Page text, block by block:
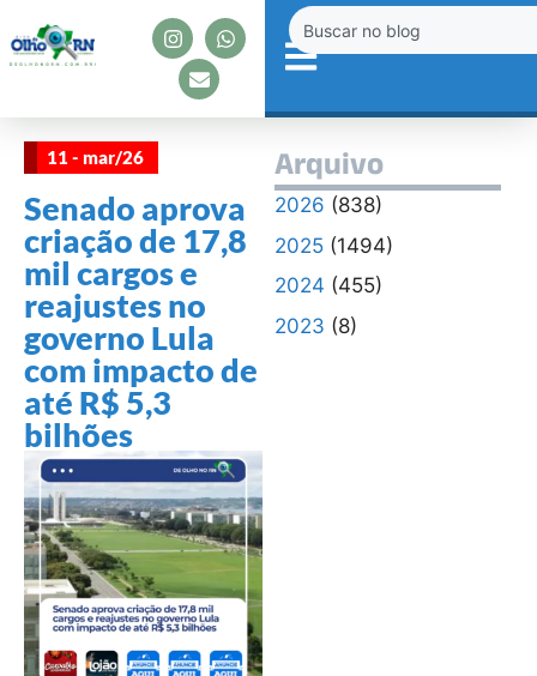
11 - mar/26
Senado aprova
criação de 17,8
mil cargos e
reajustes no
governo Lula
com impacto de
até R$ 5,3
bilhões
Arquivo
2026 (838)
2025(1494)
2024 (455)
2023 (8)